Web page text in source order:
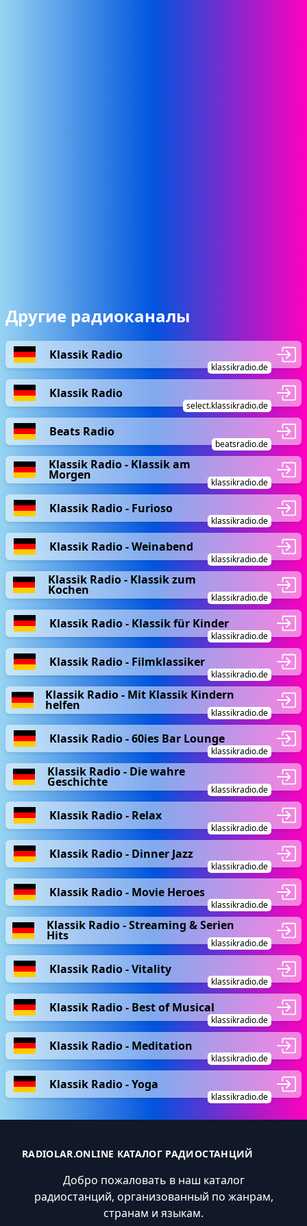
Другие радиоканалы
Klassik Radio
klassikradio.de
Klassik Radio
select.klassikradio.de
Beats Radio
beatsradio.de
Klassik Radio - Klassik am
Morgen
klassikradio.de
Klassik Radio - Furioso
klassikradio.de
Klassik Radio - Weinabend
klassikradio.de
Klassik Radio - Klassik zum
Kochen
klassikradio.de
Klassik Radio - Klassik für Kinder
klassikradio.de
Klassik Radio - Filmklassiker
klassikradio.de
Klassik Radio - Mit Klassik Kindern
helfen
klassikradio.de
Klassik Radio - 60ies Bar Lounge
klassikradio.de
Klassik Radio - Die wahre
Geschichte
klassikradio.de
Klassik Radio - Relax
klassikradio.de
Klassik Radio - Dinner Jazz
klassikradio.de
Klassik Radio - Movie Heroes
klassikradio.de
Klassik Radio - Streaming & Serien
Hits
klassikradio.de
Klassik Radio - Vitality
klassikradio.de
Klassik Radio - Best of Musical
klassikradio.de
Klassik Radio - Meditation
klassikradio.de
Klassik Radio - Yoga
klassikradio.de
RADIOLAR.ONLINE КАТАЛОГ РАДИОСТАНЦИЙ
Добро пожаловать в наш каталог
радиостанций, организованный по жанрам,
странам и языкам.